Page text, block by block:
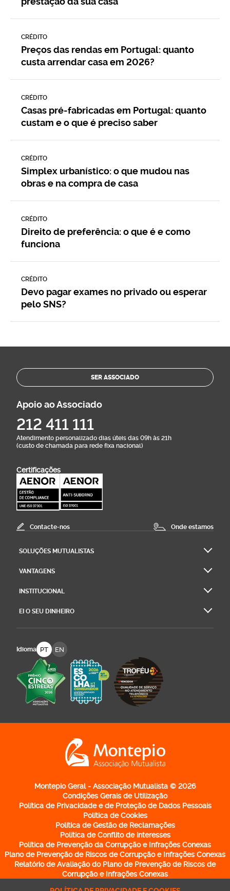
CRÉDITO
Preços das rendas em Portugal: quanto
custa arrendar casa em 2026?
CRÉDITO
Casas pré-fabricadas em Portugal: quanto
custam e o que é preciso saber
CRÉDITO
Simplex urbanístico: o que mudou nas
obras e na compra de casa
CRÉDITO
Direito de preferência: o que é e como
funciona
CRÉDITO
Devo pagar exames no privado ou esperar
pelo SNS?
SER ASSOCIADO
Apoio ao Associado
212 411 111
Atendimento personalizado dias úteis das 09h às 21h
(custo de chamada para rede fixa nacional)
Certificações
Contacte-nos Onde estamos
SOLUÇÕES MUTUALISTAS
VANTAGENS
INSTITUCIONAL
EI O SEU DINHEIRO
Idioma PT EN
Logo Montepio Associação Mutualista -
Montepio Geral - Associação Mutualista © 2026
Condições Gerais de Utilização
Política de Privacidade e de Proteção de Dados Pessoais
Política de Cookies
Política de Gestão de Reclamações
Política de Conflito de interesses
Política de Prevenção da Corrupção e Infrações Conexas
Plano de Prevenção de Riscos de Corrupção e Infrações Conexas
Relatório de Avaliação do Plano de Prevenção de Riscos de
Corrupção e Infrações Conexas